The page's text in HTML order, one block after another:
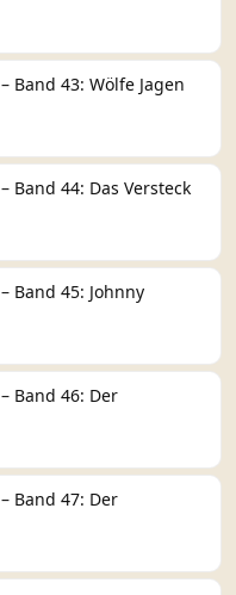
– Band 43: Wölfe Jagen
– Band 44: Das Versteck
– Band 45: Johnny
– Band 46: Der
– Band 47: Der